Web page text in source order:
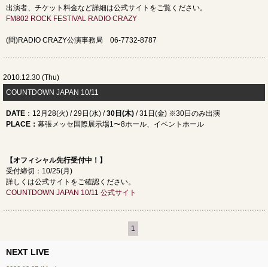
出演者、チケット料金など詳細は公式サイトをご覧ください。
FM802 ROCK FESTIVAL RADIO CRAZY
(問)RADIO CRAZY公演事務局 06-7732-8787
2010.12.30 (Thu)
COUNTDOWN JAPAN 10/11
DATE ：12月28(火) / 29日(水) /30日(木) / 31日(金) ※30日のみ出演
PLACE ： 幕張メッセ国際展示場1〜8ホール、イベントホール
【オフィシャル先行受付中！】
受付締切：10/25(月)
詳しくは公式サイトをご確認ください。
COUNTDOWN JAPAN 10/11 公式サイト
1
NEXT LIVE